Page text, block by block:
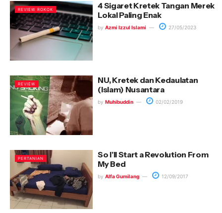
REVIEW ROKOK
4 Sigaret Kretek Tangan Merek
Lokal Paling Enak
by Azmi Izzul Islami 27/05/2023
REVIEW
NU, Kretek dan Kedaulatan
(Islam) Nusantara
by Muhibuddin 02/02/2019
PERTANIAN
So I’ll Start a Revolution From
My Bed
by Alfa Gumilang 12/09/2017